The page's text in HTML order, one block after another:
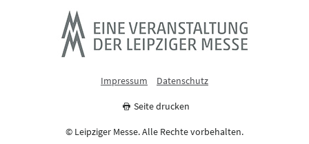
Impressum Datenschutz
Seite drucken
© Leipziger Messe. Alle Rechte vorbehalten.